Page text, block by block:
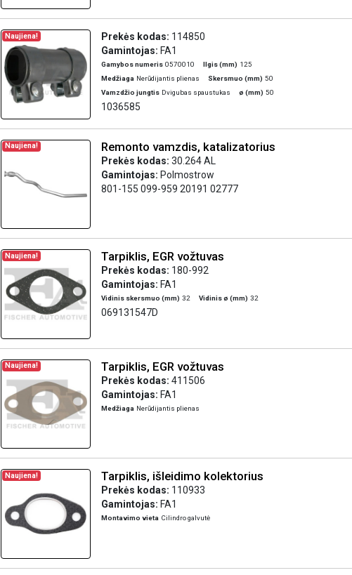
Naujiena! Prekės kodas: 114850
Gamintojas: FA1
Gamybos numeris 0570010 Ilgis (mm) 125
Medžiaga Nerūdijantis plienas Skersmuo (mm) 50
Vamzdžio jungtis Dvigubas spaustukas ø (mm) 50
1036585
Naujiena! Remonto vamzdis, katalizatorius
Prekės kodas: 30.264 AL
Gamintojas: Polmostrow
801-155 099-959 20191 02777
Naujiena! Tarpiklis, EGR vožtuvas
Prekės kodas: 180-992
Gamintojas: FA1
Vidinis skersmuo (mm) 32 Vidinis ø (mm) 32
069131547D
Naujiena! Tarpiklis, EGR vožtuvas
Prekės kodas: 411506
Gamintojas: FA1
Medžiaga Nerūdijantis plienas
Naujiena! Tarpiklis, išleidimo kolektorius
Prekės kodas: 110933
Gamintojas: FA1
Montavimo vieta Cilindro galvutė